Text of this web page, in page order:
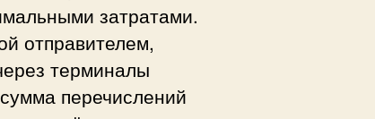
затратами.
отправителем,
терминалы
перечислений